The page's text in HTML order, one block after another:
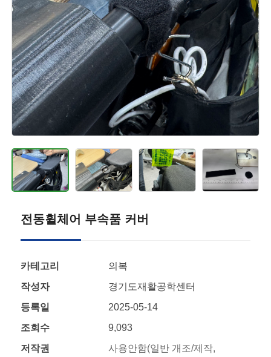
전동휠체어 부속품 커버
카테고리
의복
작성자
경기도재활공학센터
등록일
2025-05-14
조회수
9,093
저작권
사용안함(일반 개조/제작,